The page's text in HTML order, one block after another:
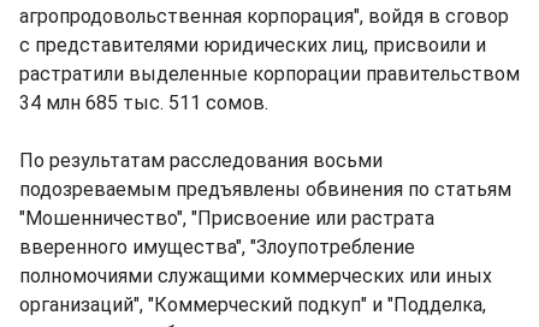
агропродовольственная корпорация", войдя в сговор
с представителями юридических лиц, присвоили и
растратили выделенные корпорации правительством
34 млн 685 тыс. 511 сомов.
По результатам расследования восьми
подозреваемым предъявлены обвинения по статьям
"Мошенничество", "Присвоение или растрата
вверенного имущества", "Злоупотребление
полномочиями служащими коммерческих или иных
организаций", "Коммерческий подкуп" и "Подделка,